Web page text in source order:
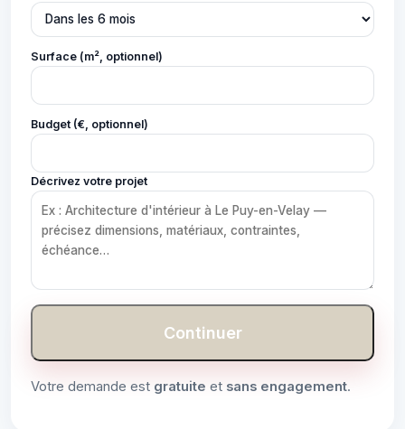
Surface (m², optionnel)
Budget (€, optionnel)
Décrivez votre projet
Continuer
Votre demande est gratuite et sans engagement.